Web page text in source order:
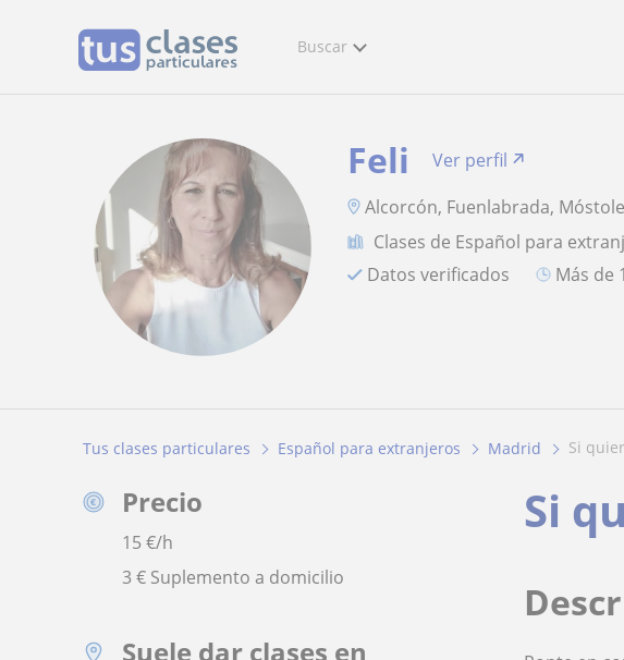
Buscar
Feli
Ver perfil
Alcorcón, Fuenlabrada,
Clases de Español para
Datos verificados
más
Tus clases particulares Español para extranjeros Madrid si
Precio
15€/h
3 € Suplemento a domicilio
Suele dar clases en
Si